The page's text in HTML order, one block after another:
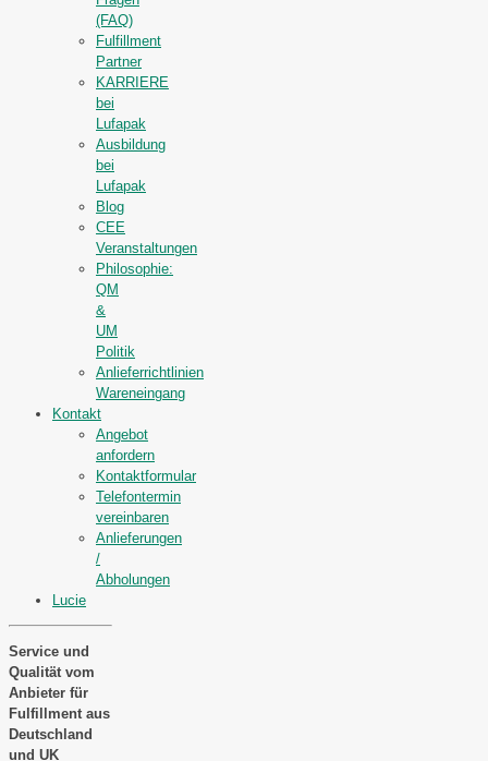
(FAQ)
Fulfillment
Partner
KARRIERE
bei
Lufapak
Ausbildung
bei
Lufapak
Blog
CEE
Veranstaltungen
Philosophie:
QM
&
UM
Politik
Anlieferrichtlinien
Wareneingang
Kontakt
Angebot
anfordern
Kontaktformular
Telefontermin
vereinbaren
Anlieferungen
/
Abholungen
Lucie
Service und
Qualität vom
Anbieter für
Fulfillment aus
Deutschland
und UK